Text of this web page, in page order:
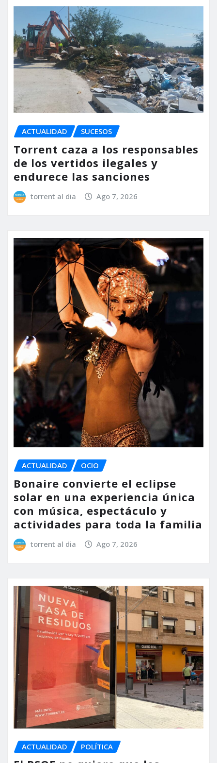
ACTUALIDAD SUCESOS
Torrent caza a los responsables
de los vertidos ilegales y
endurece las sanciones
torrent al dia Ago 7, 2026
ACTUALIDAD OCIO
Bonaire convierte el eclipse
solar en una experiencia única
con música, espectáculo y
actividades para toda la familia
torrent al dia Ago 7, 2026
ACTUALIDAD POLÍTICA